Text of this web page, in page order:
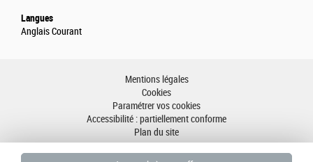
Langues
Anglais Courant
Mentions légales
Cookies
Paramétrer vos cookies
Accessibilité : partiellement conforme
Plan du site